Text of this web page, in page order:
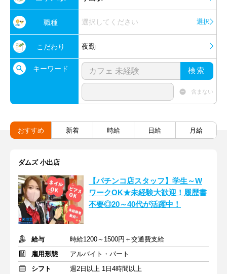
職種 選択してください 選択
こだわり 夜勤
キーワード 検索
含まない
おすすめ 新着 時給 日給 月給
ダムズ 小出店
【パチンコ店スタッフ】学生～W
ワークOK★未経験大歓迎！履歴書
不要◎20～40代が活躍中！
給与
時給1200～1500円＋交通費支給
雇用形態
アルバイト・パート
シフト
週2日以上 1日4時間以上